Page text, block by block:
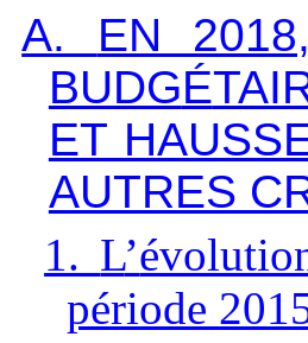
A. EN
BUDGÉ
ET
AUTRES
1. L’
période